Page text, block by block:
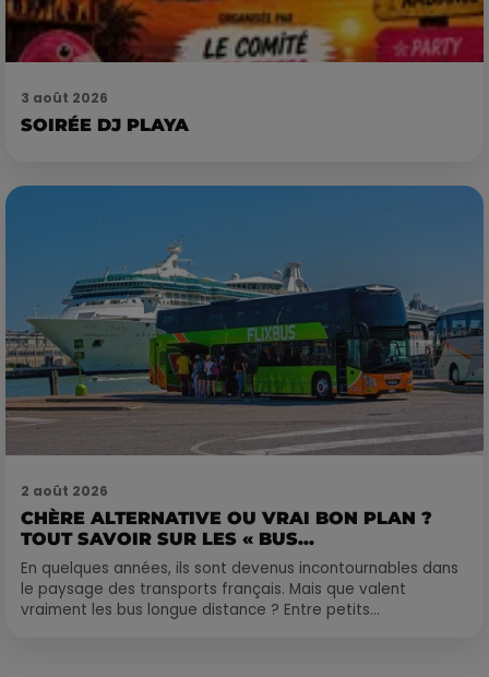
3 août 2026
SOIRÉE DJ PLAYA
2 août 2026
CHÈRE ALTERNATIVE OU VRAI BON PLAN ?
TOUT SAVOIR SUR LES « BUS...
En quelques années, ils sont devenus incontournables dans
le paysage des transports français. Mais que valent
vraiment les bus longue distance ? Entre petits...